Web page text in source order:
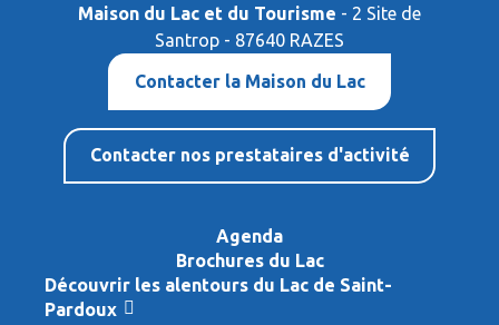
Maison du Lac et du Tourisme - 2 Site de
Santrop - 87640 RAZES
Contacter la Maison du Lac
Contacter nos prestataires d'activité
Agenda
Brochures du Lac
Découvrir les alentours du Lac de Saint-
Pardoux